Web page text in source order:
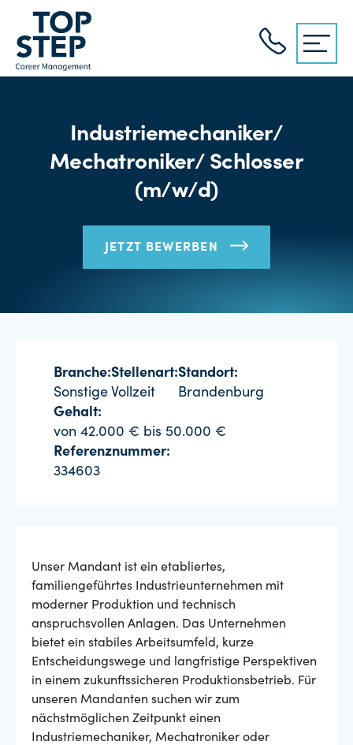
Industriemechaniker/
Mechatroniker/ Schlosser
(m/w/d)
JETZT BEWERBEN
Branche:
Sonstige
Stellenart:
Vollzeit
Standort:
Brandenburg
Gehalt:
von 42.000 € bis 50.000 €
Referenznummer:
334603
Unser Mandant ist ein etabliertes,
familiengeführtes Industrieunternehmen mit
moderner Produktion und technisch
anspruchsvollen Anlagen. Das Unternehmen
bietet ein stabiles Arbeitsumfeld, kurze
Entscheidungswege und langfristige Perspektiven
in einem zukunftssicheren Produktionsbetrieb. Für
unseren Mandanten suchen wir zum
nächstmöglichen Zeitpunkt einen
Industriemechaniker, Mechatroniker oder